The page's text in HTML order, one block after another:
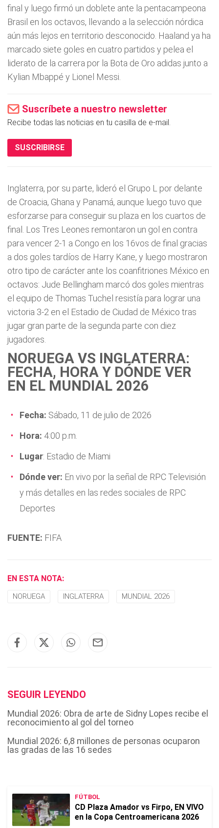
final y luego firmó un doblete ante la pentacampeona
Brasil en los octavos, llevando a la selección nórdica
aún más lejos en territorio desconocido. Haaland ya ha
marcado siete goles en cuatro partidos y pelea el
liderato de la carrera por la Bota de Oro adidas junto a
Kylian Mbappé y Lionel Messi.
Suscríbete a nuestro newsletter
Recibe todas las noticias en tu casilla de e-mail.
SUSCRIBIRSE
Inglaterra, por su parte, lideró el Grupo L por delante
de Croacia, Ghana y Panamá, aunque luego tuvo que
esforzarse para conseguir su plaza en los cuartos de
final. Los Tres Leones remontaron un gol en contra
para vencer 2-1 a Congo en los 16vos de final gracias
a dos goles tardíos de Harry Kane, y luego mostraron
otro tipo de carácter ante los coanfitriones México en
octavos: Jude Bellingham marcó dos goles mientras
el equipo de Thomas Tuchel resistía para lograr una
victoria 3-2 en el Estadio de Ciudad de México tras
jugar gran parte de la segunda parte con diez
jugadores.
NORUEGA VS INGLATERRA:
FECHA, HORA Y DÓNDE VER
EN EL MUNDIAL 2026
Fecha: Sábado, 11 de julio de 2026
Hora: 4:00 p.m.
Lugar: Estadio de Miami
Dónde ver: En vivo por la señal de RPC Televisión
y más detalles en las redes sociales de RPC
Deportes
FUENTE: FIFA
EN ESTA NOTA:
NORUEGA INGLATERRA MUNDIAL 2026
SEGUIR LEYENDO
Mundial 2026: Obra de arte de Sidny Lopes recibe el
reconocimiento al gol del torneo
Mundial 2026: 6,8 millones de personas ocuparon
las gradas de las 16 sedes
FÚTBOL
CD Plaza Amador vs Firpo, EN VIVO
en la Copa Centroamericana 2026